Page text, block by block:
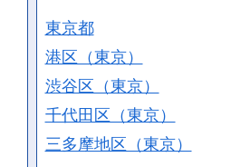
東京都
港区（東京）
渋谷区（東京）
千代田区（東京）
三多摩地区（東京）